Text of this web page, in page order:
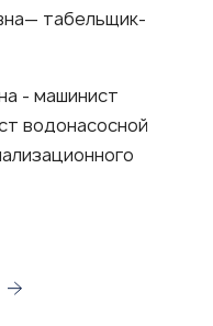
табельщик-
- машинист
водонасосной